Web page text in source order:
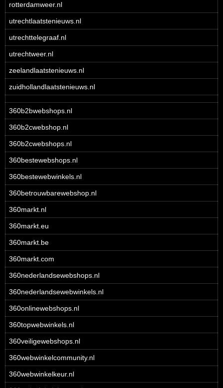
rotterdamweer.nl
utrechtlaatstenieuws.nl
utrechttelegraaf.nl
utrechtweer.nl
zeelandlaatstenieuws.nl
zuidhollandlaatstenieuws.nl
360b2bwebshops.nl
360b2cwebshop.nl
360b2cwebshops.nl
360bestewebshops.nl
360bestewebwinkels.nl
360betrouwbarewebshop.nl
360markt.nl
360markt.eu
360markt.be
360markt.com
360nederlandsewebshops.nl
360nederlandsewebwinkels.nl
360onlinewebshops.nl
360topwebwinkels.nl
360veiligewebshops.nl
360webwinkelcommunity.nl
360webwinkelkeur.nl